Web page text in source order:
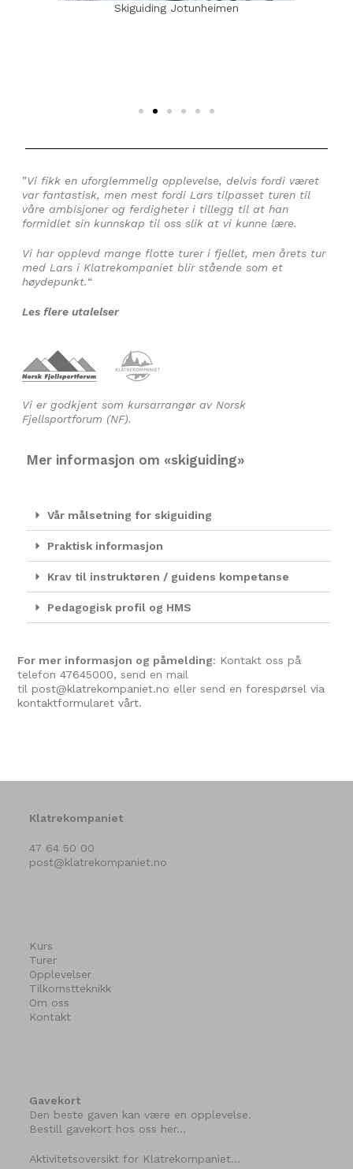
Skiguiding Jotunheimen
”Vi fikk en uforglemmelig opplevelse, delvis fordi været
var fantastisk, men mest fordi Lars tilpasset turen til
våre ambisjoner og ferdigheter i tillegg til at han
formidlet sin kunnskap til oss slik at vi kunne lære.
Vi har opplevd mange flotte turer i fjellet, men årets tur
med Lars i Klatrekompaniet blir stående som et
høydepunkt.“
Les flere utalelser
Vi er godkjent som kursarrangør av Norsk
Fjellsportforum (NF).
Mer informasjon om «skiguiding»
Vår målsetning for skiguiding
Praktisk informasjon
Krav til instruktøren / guidens kompetanse
Pedagogisk profil og HMS
For mer informasjon og påmelding: Kontakt oss på
telefon47645000, send en mail
til post@klatrekompaniet.no eller send enforespørsel via
kontaktformularet vårt.
Klatrekompaniet
47 64 50 00
post@klatrekompaniet.no
Kurs
Turer
Opplevelser
Tilkomstteknikk
Om oss
Kontakt
Gavekort
Den beste gaven kan være en opplevelse.
Bestill gavekort hos oss her…
Aktivitetsoversikt for Klatrekompaniet…